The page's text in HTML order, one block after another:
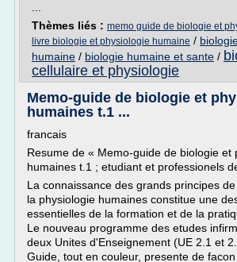
Thèmes liés : memo guide de biologie et
livre biologie et physiologie humaine /
humaine / biologie humaine et sante /
cellulaire et physiologie
Memo-guide de biologie et
humaines t.1 ...
francais
Resume de « Memo-guide de biologie et
humaines t.1 ; etudiant et professionels
La connaissance des grands principes
la physiologie humaines constitue une
essentielles de la formation et de la
Le nouveau programme des etudes
deux Unites d'Enseignement (UE 2.1 et
Guide, tout en couleur, presente de